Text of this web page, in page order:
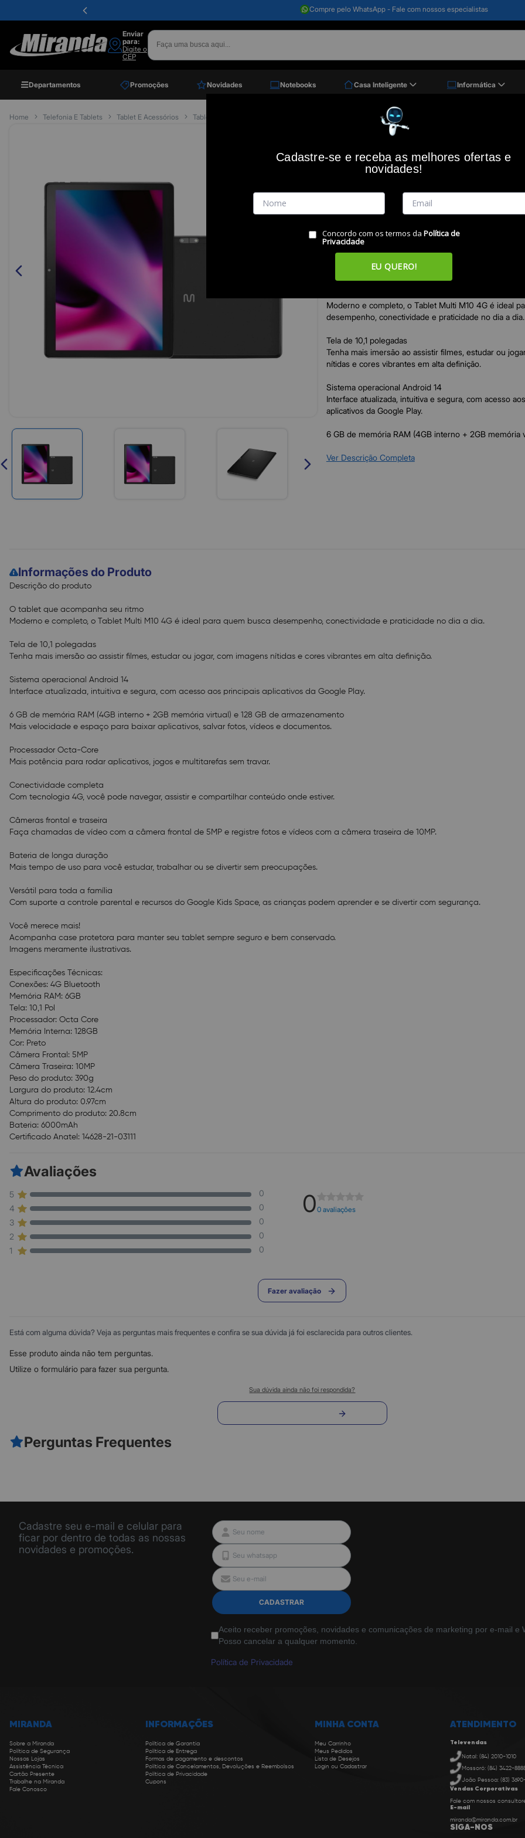
Compre pelo WhatsApp - Fale com nossos especialistas
Enviar
para:
Digite o
CEP
Departamentos Promoções Novidades Notebooks Casa Inteligente Informática
Home Telefonia E Tablets Tablet E Acessórios Tablet Tablet 10" M10, 4g, 128gb, Octa Core, Preto, Nb445, Multi
Tablet 10" M10, 4G, 128GB, Octa Core,
(0)
Descrição do produto
Moderno e completo, o Tablet Multi M10 4G é ideal
desempenho, conectividade e praticidade no dia a dia.
Tela de 10,1 polegadas
Tenha mais imersão ao assistir filmes, estudar ou
nítidas e cores vibrantes em alta definição.
Sistema operacional Android 14
Interface atualizada, intuitiva e segura, com acesso
aplicativos da Google Play.
6 GB de memória RAM (4GB interno + 2GB memória
Mais velocidade e espaço para baixar aplicativos,
Bateria de longa duração
crianças podem aprender e se divertir com segurança.
Você merece mais!
Acompanha case protetora para manter seu tablet
Memória RAM: 6GB
Memória Interna: 128GB
Altura do produto: 0.97cm
Certificado Anatel: 14628-21-03111
Ver Descrição Completa
Informações do Produto
Descrição do produto
O tablet que acompanha seu ritmo
Moderno e completo, o Tablet Multi M10 4G é ideal para quem busca desempenho, conectividade e praticidade no dia a dia.
Tela de 10,1 polegadas
Tenha mais imersão ao assistir filmes, estudar ou jogar, com imagens nítidas e cores vibrantes em alta definição.
Sistema operacional Android 14
Interface atualizada, intuitiva e segura, com acesso aos principais aplicativos da Google Play.
6 GB de memória RAM (4GB interno + 2GB memória virtual) e 128 GB de armazenamento
Mais velocidade e espaço para baixar aplicativos, salvar fotos, vídeos e documentos.
Processador Octa-Core
Mais potência para rodar aplicativos, jogos e multitarefas sem travar.
Conectividade completa
Com tecnologia 4G, você pode navegar, assistir e compartilhar conteúdo onde estiver.
Câmeras frontal e traseira
Faça chamadas de vídeo com a câmera frontal de 5MP e registre fotos e vídeos com a câmera traseira de 10MP.
Bateria de longa duração
Mais tempo de uso para você estudar, trabalhar ou se divertir sem preocupações.
Versátil para toda a família
Com suporte a controle parental e recursos do Google Kids Space, as crianças podem aprender e se divertir com segurança.
Você merece mais!
Acompanha case protetora para manter seu tablet sempre seguro e bem conservado.
Imagens meramente ilustrativas.
Especificações Técnicas:
Conexões: 4G Bluetooth
Memória RAM: 6GB
Tela: 10,1 Pol
Processador: Octa Core
Memória Interna: 128GB
Cor: Preto
Câmera Frontal: 5MP
Câmera Traseira: 10MP
Peso do produto: 390g
Largura do produto: 12.4cm
Altura do produto: 0.97cm
Comprimento do produto: 20.8cm
Bateria: 6000mAh
Certificado Anatel: 14628-21-03111
Avaliações
5
0
4
0
3
0
2
0
1
0
00 avaliações
Fazer avaliação
Está com alguma dúvida? Veja as perguntas mais frequentes e confira se sua dúvida já foi esclarecida para outros clientes.
Esse produto ainda não tem perguntas.
Utilize o formulário para fazer sua pergunta.
Sua dúvida ainda não foi respondida?
Perguntas Frequentes
Cadastre seu e-mail e celular para
ficar por dentro de todas as nossas
novidades e promoções.
CADASTRAR
Aceito receber promoções, novidades e comunicações de marketing por e-mail e
Posso cancelar a qualquer momento.
Política de Privacidade
MIRANDA
Sobre a Miranda
Política de Segurança
Nossas Lojas
Assistência Técnica
Cartão Presente
Trabalhe na Miranda
Fale Conosco
INFORMAÇÕES
Política de Garantia
Política de Entrega
Formas de pagamento e descontos
Política de Cancelamentos, Devoluções e Reembolsos
Política de Privacidade
Cupons
MINHA CONTA
Meu Carrinho
Meus Pedidos
Lista de Desejos
Login ou Cadastrar
ATENDIMENTO
Televendas
Natal: (84) 2010-1010
Mossoró: (84) 3422-
João Pessoa: (83) 3690-
Vendas Corporativas
Fale com nossos
E-mail
miranda@miranda.com.br
SIGA-NOS
Cadastre-se e receba as melhores ofertas e
novidades!
Concordo com os termos da Política de
Privacidade
EU QUERO!